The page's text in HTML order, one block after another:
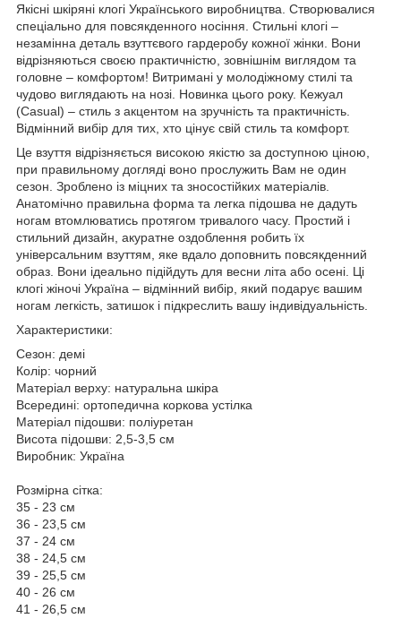
Якісні шкіряні клогі Українського виробництва. Створювалися
спеціально для повсякденного носіння. Стильні клогі –
незамінна деталь взуттєвого гардеробу кожної жінки. Вони
відрізняються своєю практичністю, зовнішнім виглядом та
головне – комфортом! Витримані у молодіжному стилі та
чудово виглядають на нозі. Новинка цього року. Кежуал
(Casual) – стиль з акцентом на зручність та практичність.
Відмінний вибір для тих, хто цінує свій стиль та комфорт.
Це взуття відрізняється високою якістю за доступною ціною,
при правильному догляді воно прослужить Вам не один
сезон. Зроблено із міцних та зносостійких матеріалів.
Анатомічно правильна форма та легка підошва не дадуть
ногам втомлюватись протягом тривалого часу. Простий і
стильний дизайн, акуратне оздоблення робить їх
універсальним взуттям, яке вдало доповнить повсякденний
образ. Вони ідеально підійдуть для весни літа або осені. Ці
клогі жіночі Україна – відмінний вибір, який подарує вашим
ногам легкість, затишок і підкреслить вашу індивідуальність.
Характеристики:
Сезон: демі
Колір: чорний
Матеріал верху: натуральна шкіра
Всередині: ортопедична коркова устілка
Матеріал підошви: поліуретан
Висота підошви: 2,5-3,5 см
Виробник: Україна
Розмірна сітка:
35 - 23 см
36 - 23,5 см
37 - 24 см
38 - 24,5 см
39 - 25,5 см
40 - 26 см
41 - 26,5 см